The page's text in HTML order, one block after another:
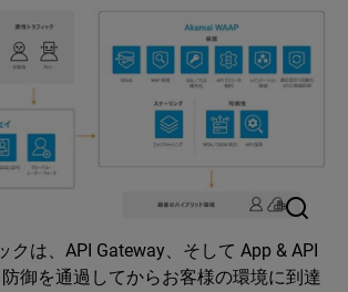
クは、API Gateway、そして App & API
御を通過してからお客様の環境に到達